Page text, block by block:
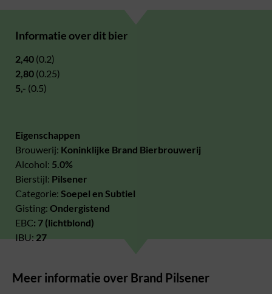
Informatie over dit bier
2,40 (0.2)
2,80 (0.25)
5,- (0.5)
Eigenschappen
Brouwerij: Koninklijke Brand Bierbrouwerij
Alcohol: 5.0%
Bierstijl: Pilsener
Categorie: Soepel en Subtiel
Gisting: Ondergistend
EBC: 7 (lichtblond)
IBU: 27
Meer informatie over Brand Pilsener